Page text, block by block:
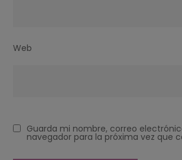
Web
Guarda mi nombre, correo
navegador para la próxima vez que